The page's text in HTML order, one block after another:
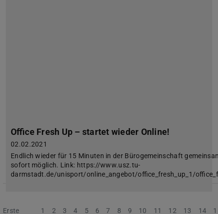
Office Fresh Up – startet wieder Online!
02.02.2021
Endlich wieder für 15 Minuten in der Bürogemeinschaft
sofort möglich. Link: https://www.usz.tu-
darmstadt.de/unisport/online_angebot/office_fresh_up_1/
Erste Vorherige
1 2 3 4 5 6 7 8 9 10 11 12 13 14